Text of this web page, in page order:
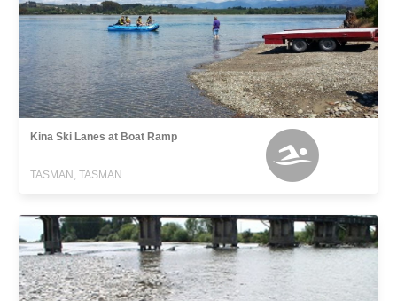
Kina Ski Lanes at Boat Ramp
TASMAN, TASMAN